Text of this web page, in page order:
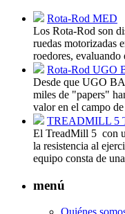
Rota-Rod MED
Los Rota-Rod son
ruedas motorizadas
roedores,
Rota-Rod UGO
Desde que UGO
miles de "papers"
valor en el campo
TREADMILL 5
El TreadMill 5 con
la resistencia al
equipo consta de
menú